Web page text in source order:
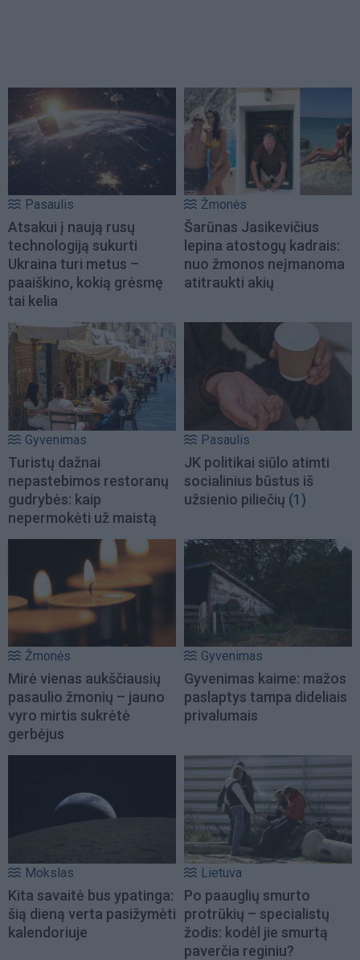
Pasaulis
Atsakui į naują rusų
technologiją sukurti
Ukraina turi metus –
paaiškino, kokią grėsmę
tai kelia
Žmonės
Šarūnas Jasikevičius
lepina atostogų kadrais:
nuo žmonos neįmanoma
atitraukti akių
Gyvenimas
Turistų dažnai
nepastebimos restoranų
gudrybės: kaip
nepermokėti už maistą
Pasaulis
JK politikai siūlo atimti
socialinius būstus iš
užsienio piliečių (1)
Žmonės
Mirė vienas aukščiausių
pasaulio žmonių – jauno
vyro mirtis sukrėtė
gerbėjus
Gyvenimas
Gyvenimas kaime: mažos
paslaptys tampa dideliais
privalumais
Mokslas
Kita savaitė bus ypatinga:
šią dieną verta pasižymėti
kalendoriuje
Lietuva
Po paauglių smurto
protrūkių – specialistų
žodis: kodėl jie smurtą
paverčia reginiu?